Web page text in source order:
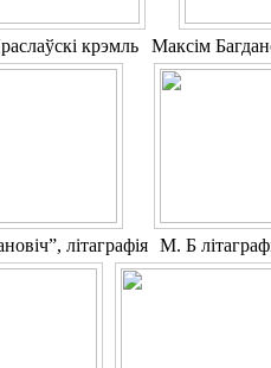
крэмль Максім
літаграфія М. Б